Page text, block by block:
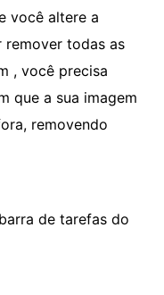
você altere a
remover todas as
, você precisa
que a sua imagem
removendo
de tarefas do